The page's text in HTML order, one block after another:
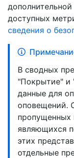
доступных
сведения о
В сводных
"Покрытие" и
данные для
оповещений.
пропущенных
являющихся
этих
отдельные